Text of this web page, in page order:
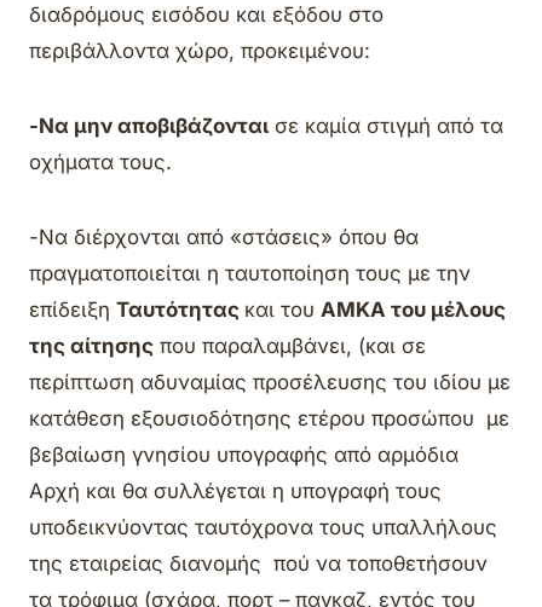
διαδρόμους εισόδου και εξόδου στο
περιβάλλοντα χώρο, προκειμένου:
-Να μην αποβιβάζονται σε καμία στιγμή από τα
οχήματα τους.
-Να διέρχονται από «στάσεις» όπου θα
πραγματοποιείται η ταυτοποίηση τους με την
επίδειξη Ταυτότητας και του ΑΜΚΑ του μέλους
της αίτησης που παραλαμβάνει, (και σε
περίπτωση αδυναμίας προσέλευσης του ιδίου με
κατάθεση εξουσιοδότησης ετέρου προσώπου με
βεβαίωση γνησίου υπογραφής από αρμόδια
Αρχή και θα συλλέγεται η υπογραφή τους
υποδεικνύοντας ταυτόχρονα τους υπαλλήλους
της εταιρείας διανομής πού να τοποθετήσουν
τα τρόφιμα (σχάρα, πορτ – παγκαζ, εντός του